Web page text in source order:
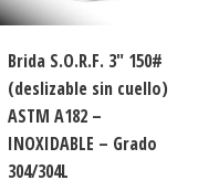
Brida S.O.R.F. 3″ 150#
(deslizable sin cuello)
ASTM A182 –
INOXIDABLE – Grado
304/304L